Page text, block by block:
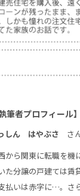
執筆者プロフィール】
しん はやぶさ さ
から関東に転職を機
た分譲の戸建ては賃
払いは赤字に…。さ